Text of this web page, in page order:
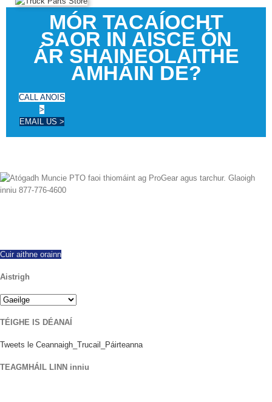
MÓR TACAÍOCHT
SAOR IN AISCE ÓN
ÁR SHAINEOLAITHE
AMHÁIN DE?
CALL ANOIS
>
EMAIL US >
Cuir aithne orainn
Aistrigh
TÉIGHE IS DÉANAÍ
Tweets le Ceannaigh_Trucail_Páirteanna
TEAGMHÁIL LINN inniu